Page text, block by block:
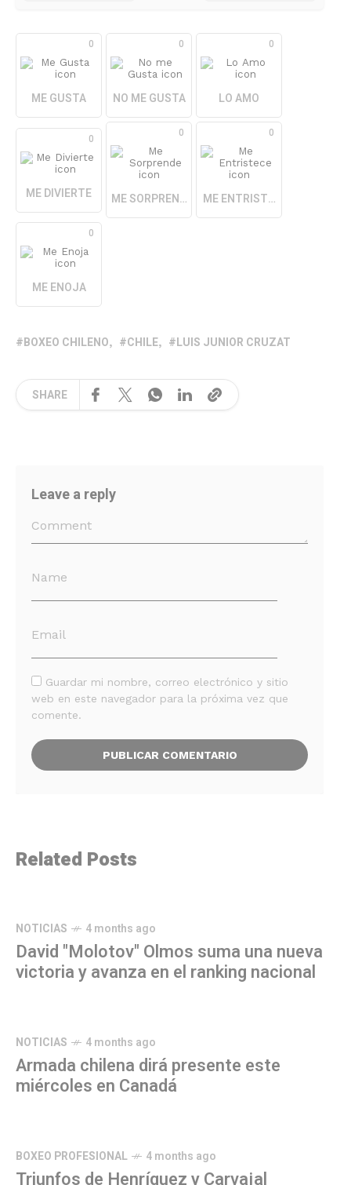
0
ME GUSTA
0
NO ME GUSTA
0
LO AMO
0
ME DIVIERTE
0
ME SORPRENDE
0
ME ENTRISTECE
0
ME ENOJA
BOXEO CHILENO CHILE LUIS JUNIOR CRUZAT
SHARE
Leave a reply
Guardar mi nombre, correo electrónico y sitio
web en este navegador para la próxima vez que
comente.
Related Posts
NOTICIAS 4 months ago
David "Molotov" Olmos suma una nueva
victoria y avanza en el ranking nacional
NOTICIAS 4 months ago
Armada chilena dirá presente este
miércoles en Canadá
BOXEO PROFESIONAL 4 months ago
Triunfos de Henríquez y Carvajal